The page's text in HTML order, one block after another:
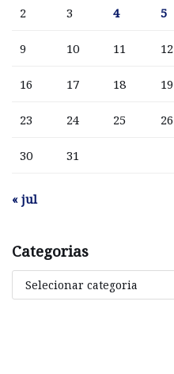
2 3 4 5
9 10 11 12
16 17 18 19
23 24 25 26
30 31
« jul
Categorias